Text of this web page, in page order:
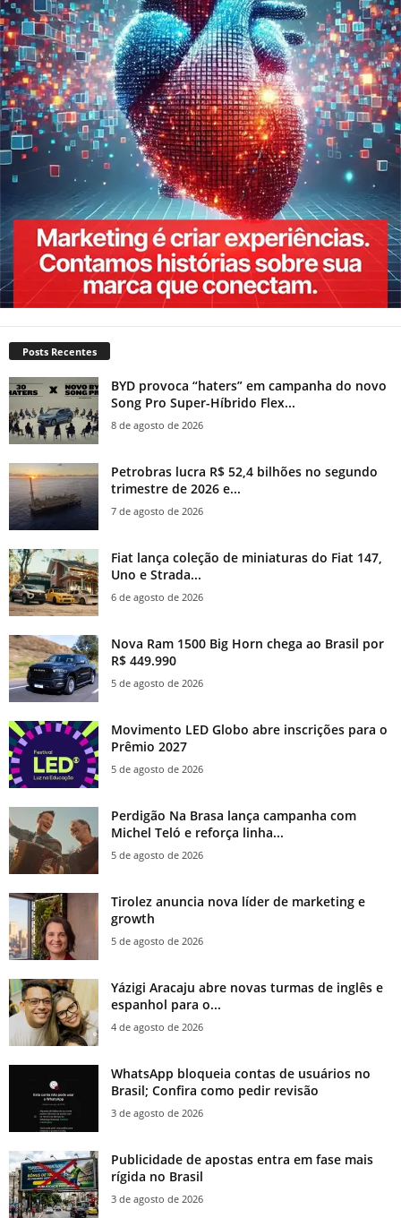
Posts Recentes
BYD provoca “haters” em campanha do novo
Song Pro Super-Híbrido Flex...
8 de agosto de 2026
Petrobras lucra R$ 52,4 bilhões no segundo
trimestre de 2026 e...
7 de agosto de 2026
Fiat lança coleção de miniaturas do Fiat 147,
Uno e Strada...
6 de agosto de 2026
Nova Ram 1500 Big Horn chega ao Brasil por
R$ 449.990
5 de agosto de 2026
Movimento LED Globo abre inscrições para o
Prêmio 2027
5 de agosto de 2026
Perdigão Na Brasa lança campanha com
Michel Teló e reforça linha...
5 de agosto de 2026
Tirolez anuncia nova líder de marketing e
growth
5 de agosto de 2026
Yázigi Aracaju abre novas turmas de inglês e
espanhol para o...
4 de agosto de 2026
WhatsApp bloqueia contas de usuários no
Brasil; Confira como pedir revisão
3 de agosto de 2026
Publicidade de apostas entra em fase mais
rígida no Brasil
3 de agosto de 2026